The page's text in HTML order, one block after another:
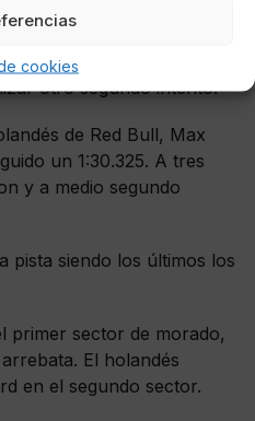
cookiespara preparar los
otro segundo intento.
de Red Bull, Max
un 1:30.325. A tres
y a medio segundo
pista siendo los últimos los
primer sector de morado,
El holandés
en el segundo sector.